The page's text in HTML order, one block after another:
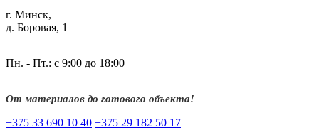
г. Минск,
д. Боровая, 1
Пн. - Пт.: с 9:00 до 18:00
От материалов до готового объекта!
+375 33 690 10 40 +375 29 182 50 17